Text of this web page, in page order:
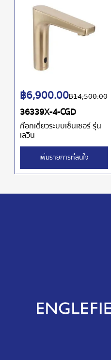
36339X-4-CGD
ก๊อกเดี่ยวระบบเซ็นเซอร์ รุ่น
เลวิน
฿14,500.00
฿6,900.00
เพิ่มรายการที่สนใจ